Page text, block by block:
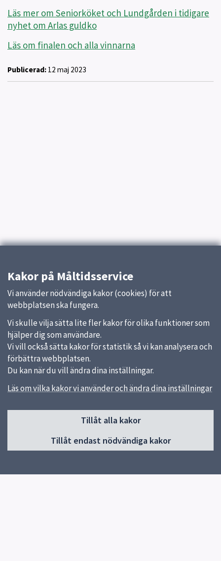
Läs mer om Seniorköket och Lundgården i tidigare
nyhet om Arlas guldko
Läs om finalen och alla vinnarna
Publicerad: 12 maj 2023
Kakor på Måltidsservice
Vi använder nödvändiga kakor (cookies) för att
webbplatsen ska fungera.
Vi skulle vilja sätta lite fler kakor för olika funktioner som
hjälper dig som användare.
Vi vill också sätta kakor för statistik så vi kan analysera och
förbättra webbplatsen.
Du kan när du vill ändra dina inställningar.
Läs om vilka kakor vi använder och ändra dina inställningar
Tillåt alla kakor
Tillåt endast nödvändiga kakor
Sidfot
Våra kök och menyer